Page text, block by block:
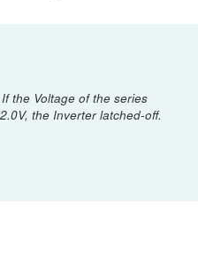
the Voltage of the series
the Inverter latched-off.